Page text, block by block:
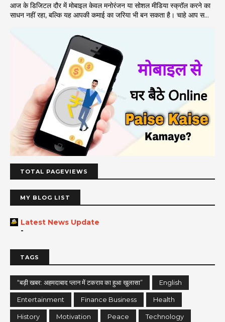
आज के डिजिटल दौर में मोबाइल केवल मनोरंजन या सोशल मीडिया स्क्रॉल करने का
साधन नहीं रहा, बल्कि यह आपकी कमाई का जरिया भी बन सकता है। चाहे आप स...
TOTAL PAGEVIEWS
MY BLOG LIST
Latest News Update
-
TAGS
“बड़ी खबर: अहमदाबाद प्लान में टकराव का हुआ खुलासा” English
Entertainment Finance Business Health
History Motivation Peace Technology